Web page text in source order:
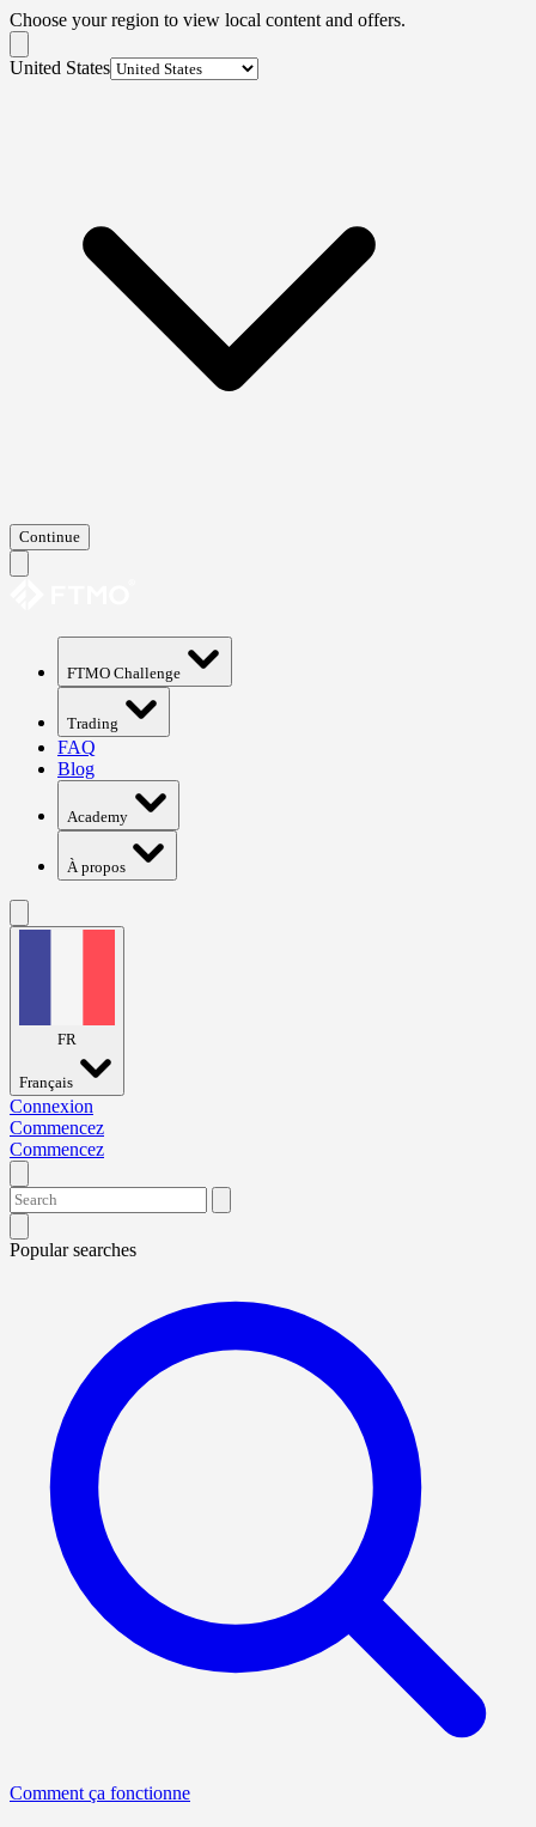
Choose your region to view local content and offers.
United States
Continue
FTMO Challenge
Trading
FAQ
Blog
Academy
À propos
FR
Français
Connexion
Commencez
Commencez
Popular searches
Comment ça fonctionne